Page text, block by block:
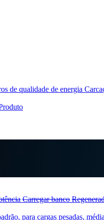
de qualidade de energia
Carregar banco
para cargas pesadas,